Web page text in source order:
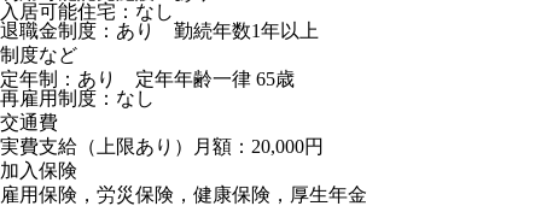
入居可能住宅：なし
退職金制度：あり 勤続年数1年以上
制度など
定年制：あり 定年年齢一律 65歳
再雇用制度：なし
交通費
実費支給（上限あり）月額：20,000円
加入保険
雇用保険，労災保険，健康保険，厚生年金